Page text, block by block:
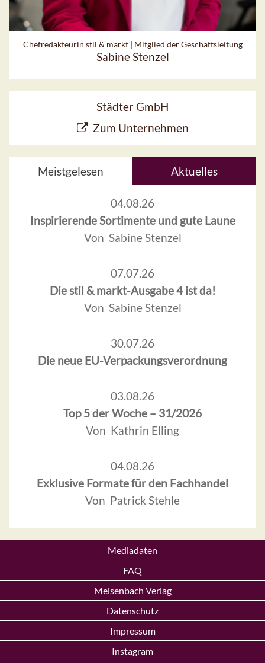
Chefredakteurin stil & markt | Mitglied der Geschäftsleitung
Sabine Stenzel
Städter GmbH
Zum Unternehmen
Meistgelesen Aktuelles
04.08.26
Inspirierende Sortimente und gute Laune
Von Sabine Stenzel
07.07.26
Die stil & markt-Ausgabe 4 ist da!
Von Sabine Stenzel
30.07.26
Die neue EU-Verpackungsverordnung
03.08.26
Top 5 der Woche – 31/2026
Von Kathrin Elling
04.08.26
Exklusive Formate für den Fachhandel
Von Patrick Stehle
Mediadaten
FAQ
Meisenbach Verlag
Datenschutz
Impressum
Instagram